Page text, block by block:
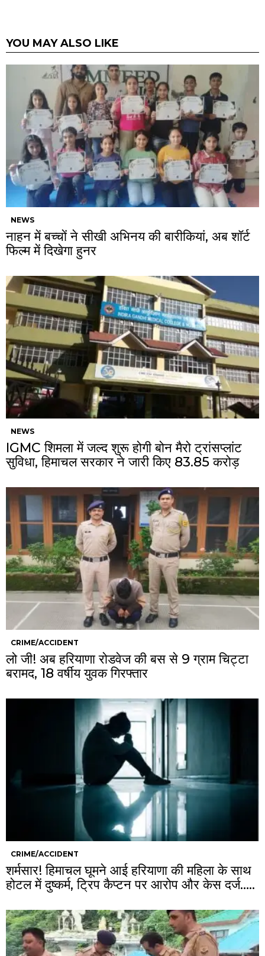
YOU MAY ALSO LIKE
NEWS
नाहन में बच्चों ने सीखी अभिनय की बारीकियां, अब शॉर्ट
फिल्म में दिखेगा हुनर
NEWS
IGMC शिमला में जल्द शुरू होगी बोन मैरो ट्रांसप्लांट
सुविधा, हिमाचल सरकार ने जारी किए ₹83.85 करोड़
CRIME/ACCIDENT
लो जी! अब हरियाणा रोडवेज की बस से 9 ग्राम चिट्टा
बरामद, 18 वर्षीय युवक गिरफ्तार
CRIME/ACCIDENT
शर्मसार! हिमाचल घूमने आई हरियाणा की महिला के साथ
होटल में दुष्कर्म, ट्रिप कैप्टन पर आरोप और केस दर्ज…..